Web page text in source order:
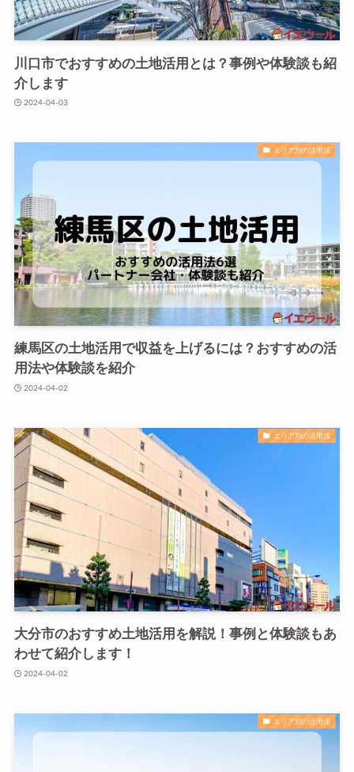
川口市でおすすめの土地活用とは？事例や体験談も紹
介します
2024-04-03
エリア別の活用法
練馬区の土地活用で収益を上げるには？おすすめの活
用法や体験談を紹介
2024-04-02
エリア別の活用法
大分市のおすすめ土地活用を解説！事例と体験談もあ
わせて紹介します！
2024-04-02
エリア別の活用法